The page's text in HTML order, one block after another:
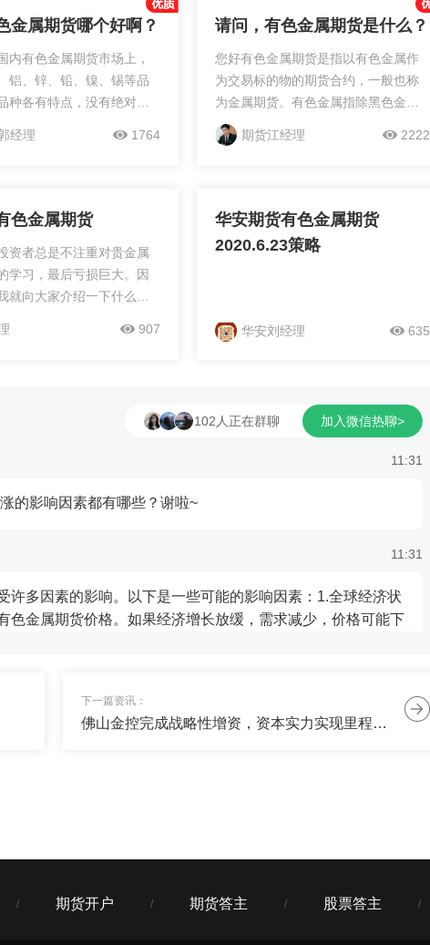
金属期货哪个好啊？
内有色金属期货市场上，
铝、锌、铅、镍、锡等品
种各有特点，没有绝对
度和交易偏好来选择。铜
经理 1764
请问，有色金属期货是什么？
您好有色金属期货是指以有色金属作
为交易标的物的期货合约，一般也称
为金属期货。有色金属指除黑色金属
（铁、铬、锰）以外的所有金属，其
中金、银、铂、钯等因其价值高被称
期货江经理 2222
色金属期货
资者总是不注重对贵金属
学习，最后亏损巨大。因
就向大家介绍一下什么是
不知道金属期货的内涵以
)以外的所有金属，而投资
场上可以随意投资，来帮
907
华安期货有色金属期货
2020.6.23策略
华安刘经理 635
11:31
的影响因素都有哪些？谢啦~
11:31
许多因素的影响。以下是一些可能的影响因素：1.全球经济状
色金属期货价格。如果经济增长放缓，需求减少，价格可能下
事，收益超过某宝的，帮忙推荐下~
102人正在群聊 加入微信热聊>
下一篇资讯：
佛山金控完成战略性增资，资本实力实现里程碑式跃升
/ 期货开户 / 期货答主 / 股票答主 /